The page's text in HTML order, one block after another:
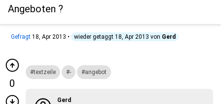
Angeboten ?
Gefragt 18, Apr 2013 • wieder getaggt 18, Apr 2013 von Gerd
0
textzeile - angebot
Gerd